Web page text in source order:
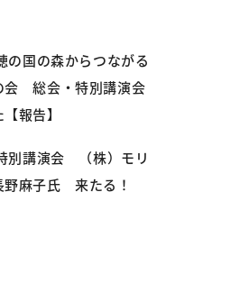
の国の森からつながる
会 総会・特別講演会
報告】
別講演会 （株）モリ
麻子氏 来たる！